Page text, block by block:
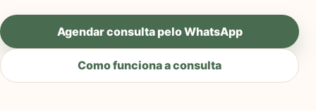
Agendar consulta pelo WhatsApp
Como funciona a consulta